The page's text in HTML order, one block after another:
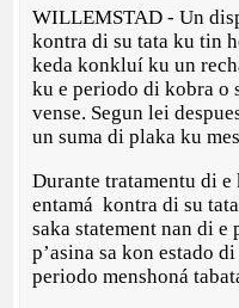
WILLEMSTAD - Un
kontra di su tata ku tin
keda konkluí ku un
ku e periodo di kobra o
vense. Segun lei
un suma di plaka ku
Durante tratamentu di e
entamá kontra di su
saka statement nan di
p’asina sa kon estado
periodo menshoná